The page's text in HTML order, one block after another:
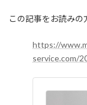
この記事をお読みの
https://
service.com/